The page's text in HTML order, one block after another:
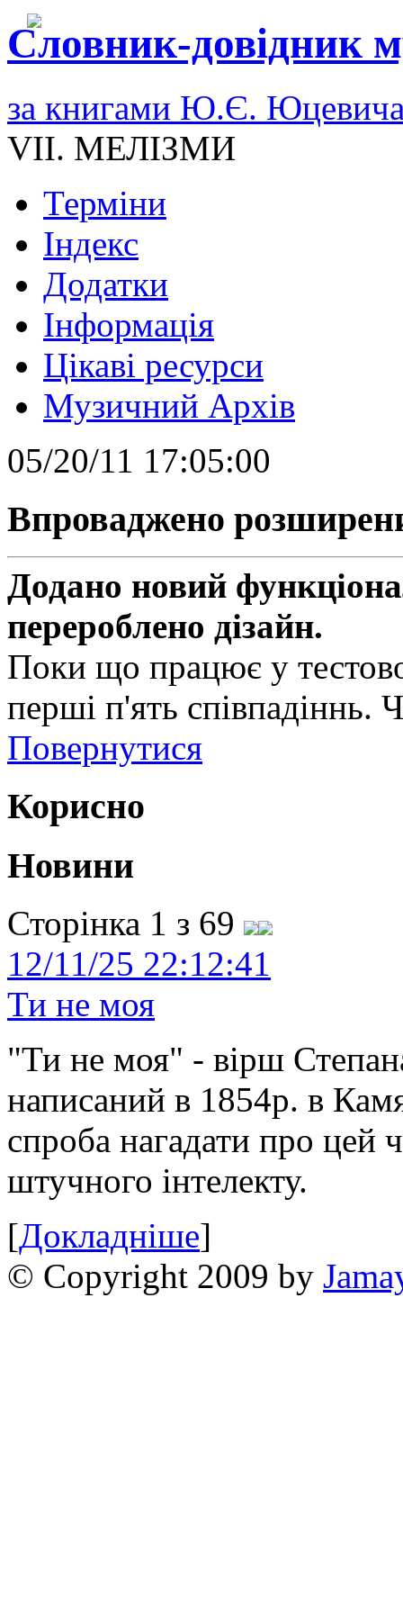
Словник-довідник
за книгами Ю.Є.
VII. МЕЛІЗМИ
Терміни
Індекс
Додатки
Інформація
Цікаві ресурси
Музичний Архів
05/20/11 17:05:00
Впроваджено
Додано новий
перероблено дізайн.
Поки що працює у
перші п'ять співпадіннь.
Повернутися
Корисно
Новини
Сторінка 1 з 69
12/11/25 22:12:41
Ти не моя
"Ти не моя" - вірш
написаний в 1854р. в
спроба нагадати про цей
штучного інтелекту.
[Докладніше]
© Copyright 2009 by